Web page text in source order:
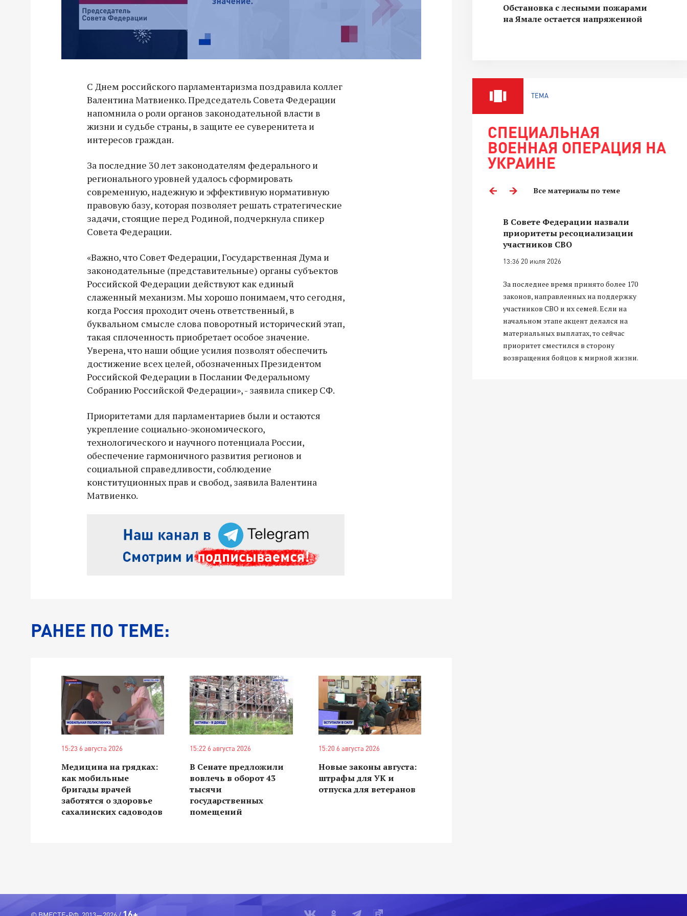
С Днем российского парламентаризма поздравила коллег
Валентина Матвиенко. Председатель Совета Федерации
напомнила о роли органов законодательной власти в
жизни и судьбе страны, в защите ее суверенитета и
интересов граждан.
За последние 30 лет законодателям федерального и
регионального уровней удалось сформировать
современную, надежную и эффективную нормативную
правовую базу, которая позволяет решать стратегические
задачи, стоящие перед Родиной, подчеркнула спикер
Совета Федерации.
«Важно, что Совет Федерации, Государственная Дума и
законодательные (представительные) органы субъектов
Российской Федерации действуют как единый
слаженный механизм. Мы хорошо понимаем, что сегодня,
когда Россия проходит очень ответственный, в
буквальном смысле слова поворотный исторический этап,
такая сплоченность приобретает особое значение.
Уверена, что наши общие усилия позволят обеспечить
достижение всех целей, обозначенных Президентом
Российской Федерации в Послании Федеральному
Собранию Российской Федерации», - заявила спикер СФ.
Приоритетами для парламентариев были и остаются
укрепление социально-экономического,
технологического и научного потенциала России,
обеспечение гармоничного развития регионов и
социальной справедливости, соблюдение
конституционных прав и свобод, заявила Валентина
Матвиенко.
РАНЕЕ ПО ТЕМЕ:
15:23 6 августа 2026
Медицина на грядках:
как мобильные
бригады врачей
заботятся о здоровье
сахалинских садоводов
15:22 6 августа 2026
В Сенате предложили
вовлечь в оборот 43
тысячи
государственных
помещений
15:20 6 августа 2026
Новые законы августа:
штрафы для УК и
отпуска для ветеранов
Обстановка с лесными пожарами
на Ямале остается напряженной
ТЕМА
СПЕЦИАЛЬНАЯ
ВОЕННАЯ ОПЕРАЦИЯ НА
УКРАИНЕ
Все материалы по теме
Владимир Якушев передал бойцам
Владимир Якушев сопровождает грузы
для бойцов СВО с самого начала
спецоперации.
В Совете Федерации назвали
приоритеты ресоциализации
участников СВО
13:36 20 июля 2026
За последнее время принято более 170
законов, направленных на поддержку
участников СВО и их семей. Если на
начальном этапе акцент делался на
материальных выплатах, то сейчас
приоритет сместился в сторону
возвращения бойцов к мирной жизни.